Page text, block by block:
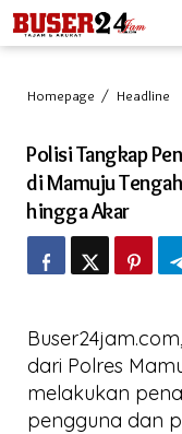
Lewati
ke
konten
Homepage / Headline
Polisi Tangkap
di Mamuju
hingga Akar
dari Polres
melakukan
pengguna dan